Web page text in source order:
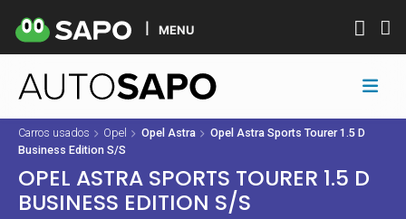
MENU
Carros usados Opel Opel Astra
Opel Astra Sports Tourer 1.5 D
Business Edition S/S
OPEL ASTRA SPORTS TOURER 1.5 D
BUSINESS EDITION S/S